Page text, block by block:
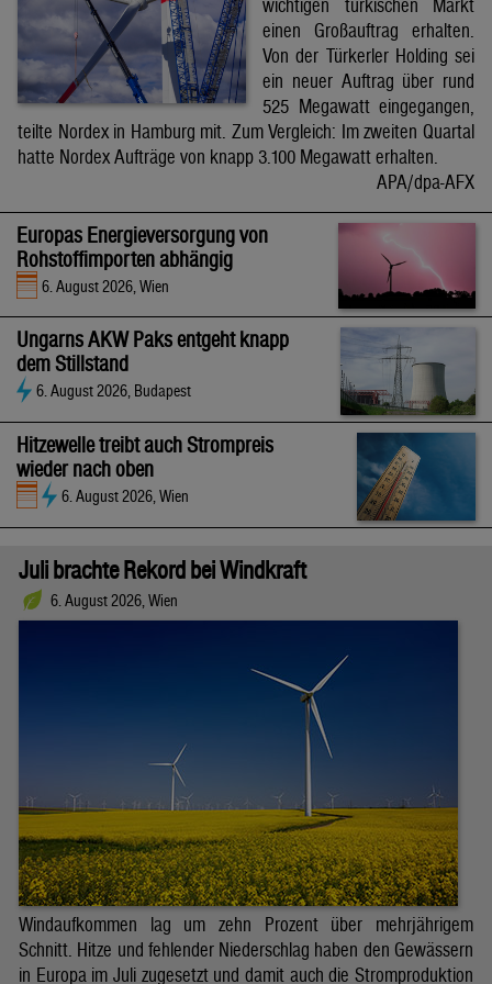
wichtigen türkischen Markt
einen Großauftrag erhalten.
Von der Türkerler Holding sei
ein neuer Auftrag über rund
525 Megawatt eingegangen,
teilte Nordex in Hamburg mit. Zum Vergleich: Im zweiten Quartal
hatte Nordex Aufträge von knapp 3.100 Megawatt erhalten.
APA/dpa-AFX
Europas Energieversorgung von
Rohstoffimporten abhängig
6. August 2026, Wien
Ungarns AKW Paks entgeht knapp
dem Stillstand
6. August 2026, Budapest
Hitzewelle treibt auch Strompreis
wieder nach oben
6. August 2026, Wien
Juli brachte Rekord bei Windkraft
6. August 2026, Wien
Windaufkommen lag um zehn Prozent über mehrjährigem
Schnitt. Hitze und fehlender Niederschlag haben den Gewässern
in Europa im Juli zugesetzt und damit auch die Stromproduktion